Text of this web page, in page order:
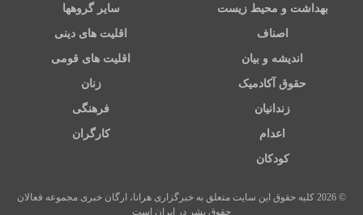
بهداشت و محیط زیست سایر گروهها
اصناف اقلیت های دینی
اندیشه و بیان اقلیت های قومی
حقوق آکادمیک زنان
زندانیان فرهنگی
اعدام کارگران
کودکان
© 2026 کلیه حقوق این سایت متعلق به خبرگزاری هرانا، ارگان خبری مجموعه فعالان
حقوق بشر در ایران است